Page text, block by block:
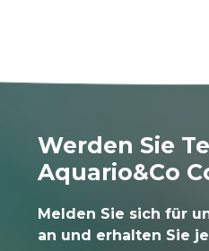
Werden Sie
Aquario&Co
Melden Sie sich für
an und erhalten Sie